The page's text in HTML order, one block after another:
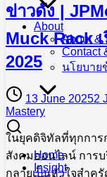
About
About &
Contact
นโยบา
Home
Insight
ข่าวดัง |
Muck Rack
2025
13 June 20252
Mastery
ในยุคดิจิทัลที่ทุกการ
สังคมออนไลน์ การบ
กลายเป็นหัวใจสำค